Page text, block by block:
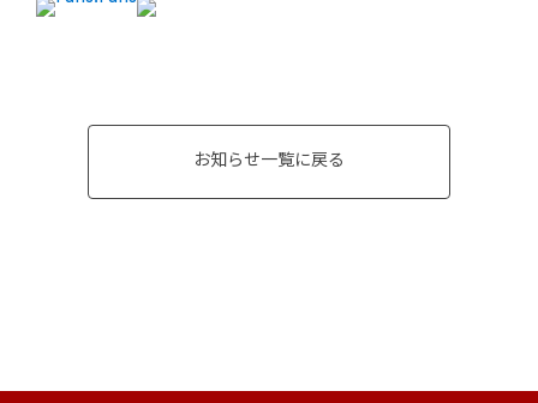
お知らせ一覧に戻る